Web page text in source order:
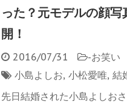
った？元モデルの顔写
開！
2016/07/31 -お笑い
小島よしお, 小松愛唯, 結
先日結婚された小島よしお